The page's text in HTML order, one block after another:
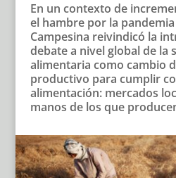
En un contexto de
el hambre por la pandemia
Campesina reivindicó la
debate a nivel global de la
alimentaria como cambio
productivo para cumplir
alimentación: mercados
manos de los que